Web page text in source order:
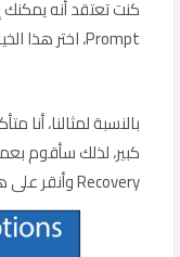
Prompt، اختر هذا الخيار، وحاول إصلاحها بنفسك.
بالنسبة لمثالنا،
Recovery وأنقر على هذا الزر: